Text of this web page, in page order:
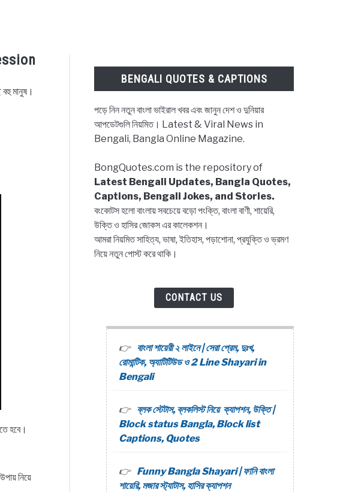
বহু মানুষ।
হবে।
নিয়ে
BENGALI QUOTES & CAPTIONS
পড়ে নিন নতুন বাংলা ভাইরাল খবর এবং জানুন দেশ ও দুনিয়ার
আপডেটগুলি নিয়মিত। Latest & Viral News in
Bengali, Bangla Online Magazine.
BongQuotes.com is the repository of
Latest Bengali Updates, Bangla Quotes,
Captions, Bengali Jokes, and Stories.
বংকোটস হলো বাংলায় সবচেয়ে বড়ো পংক্তি, বাংলা বাণী, শায়েরি,
উক্তি ও হাসির জোকস এর কালেকশন।
আমরা নিয়মিত সাহিত্য, ভাষা, ইতিহাস, পড়াশোনা, প্রযুক্তি ও ভ্রমণ
নিয়ে নতুন পোস্ট করে থাকি।
CONTACT US
বাংলা শায়েরী ২ লাইনে | সেরা প্রেম, দুঃখ,
রোমান্টিক, অ্যাটিটিউড ও 2 Line Shayari in
Bengali
ব্লক স্টেটাস, ব্লকলিস্ট নিয়ে ক্যাপশন, উক্তি |
Block status Bangla, Block list
Captions, Quotes
Funny Bangla Shayari | ফানি বাংলা
শায়েরি, মজার স্ট্যাটাস, হাসির ক্যাপশন